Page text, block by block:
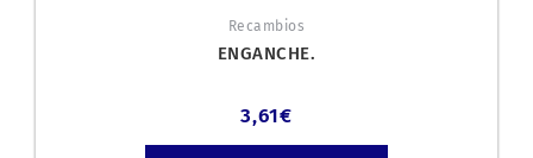
Recambios
ENGANCHE.
3,61€